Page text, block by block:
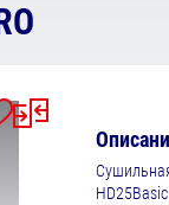
HD25Basic